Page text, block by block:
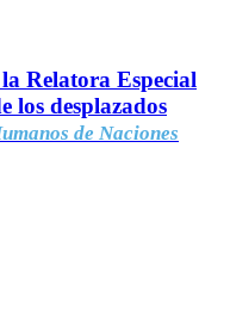
Relatora Especial
los desplazados
de Naciones